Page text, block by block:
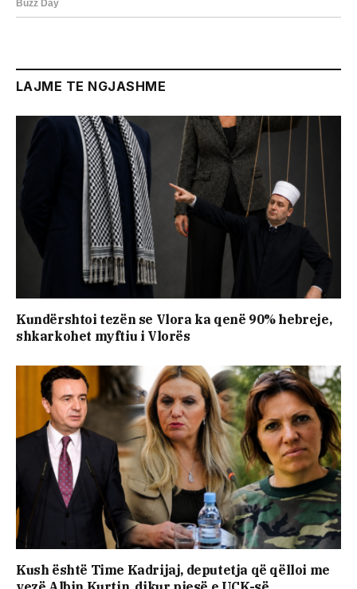
LAJME TE NGJASHME
Kundërshtoi tezën se Vlora ka qenë 90% hebreje,
shkarkohet myftiu i Vlorës
Kush është Time Kadrijaj, deputetja që qëlloi me